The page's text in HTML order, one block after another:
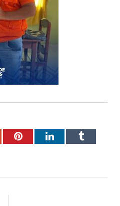
PinterestLinkedInTumblr